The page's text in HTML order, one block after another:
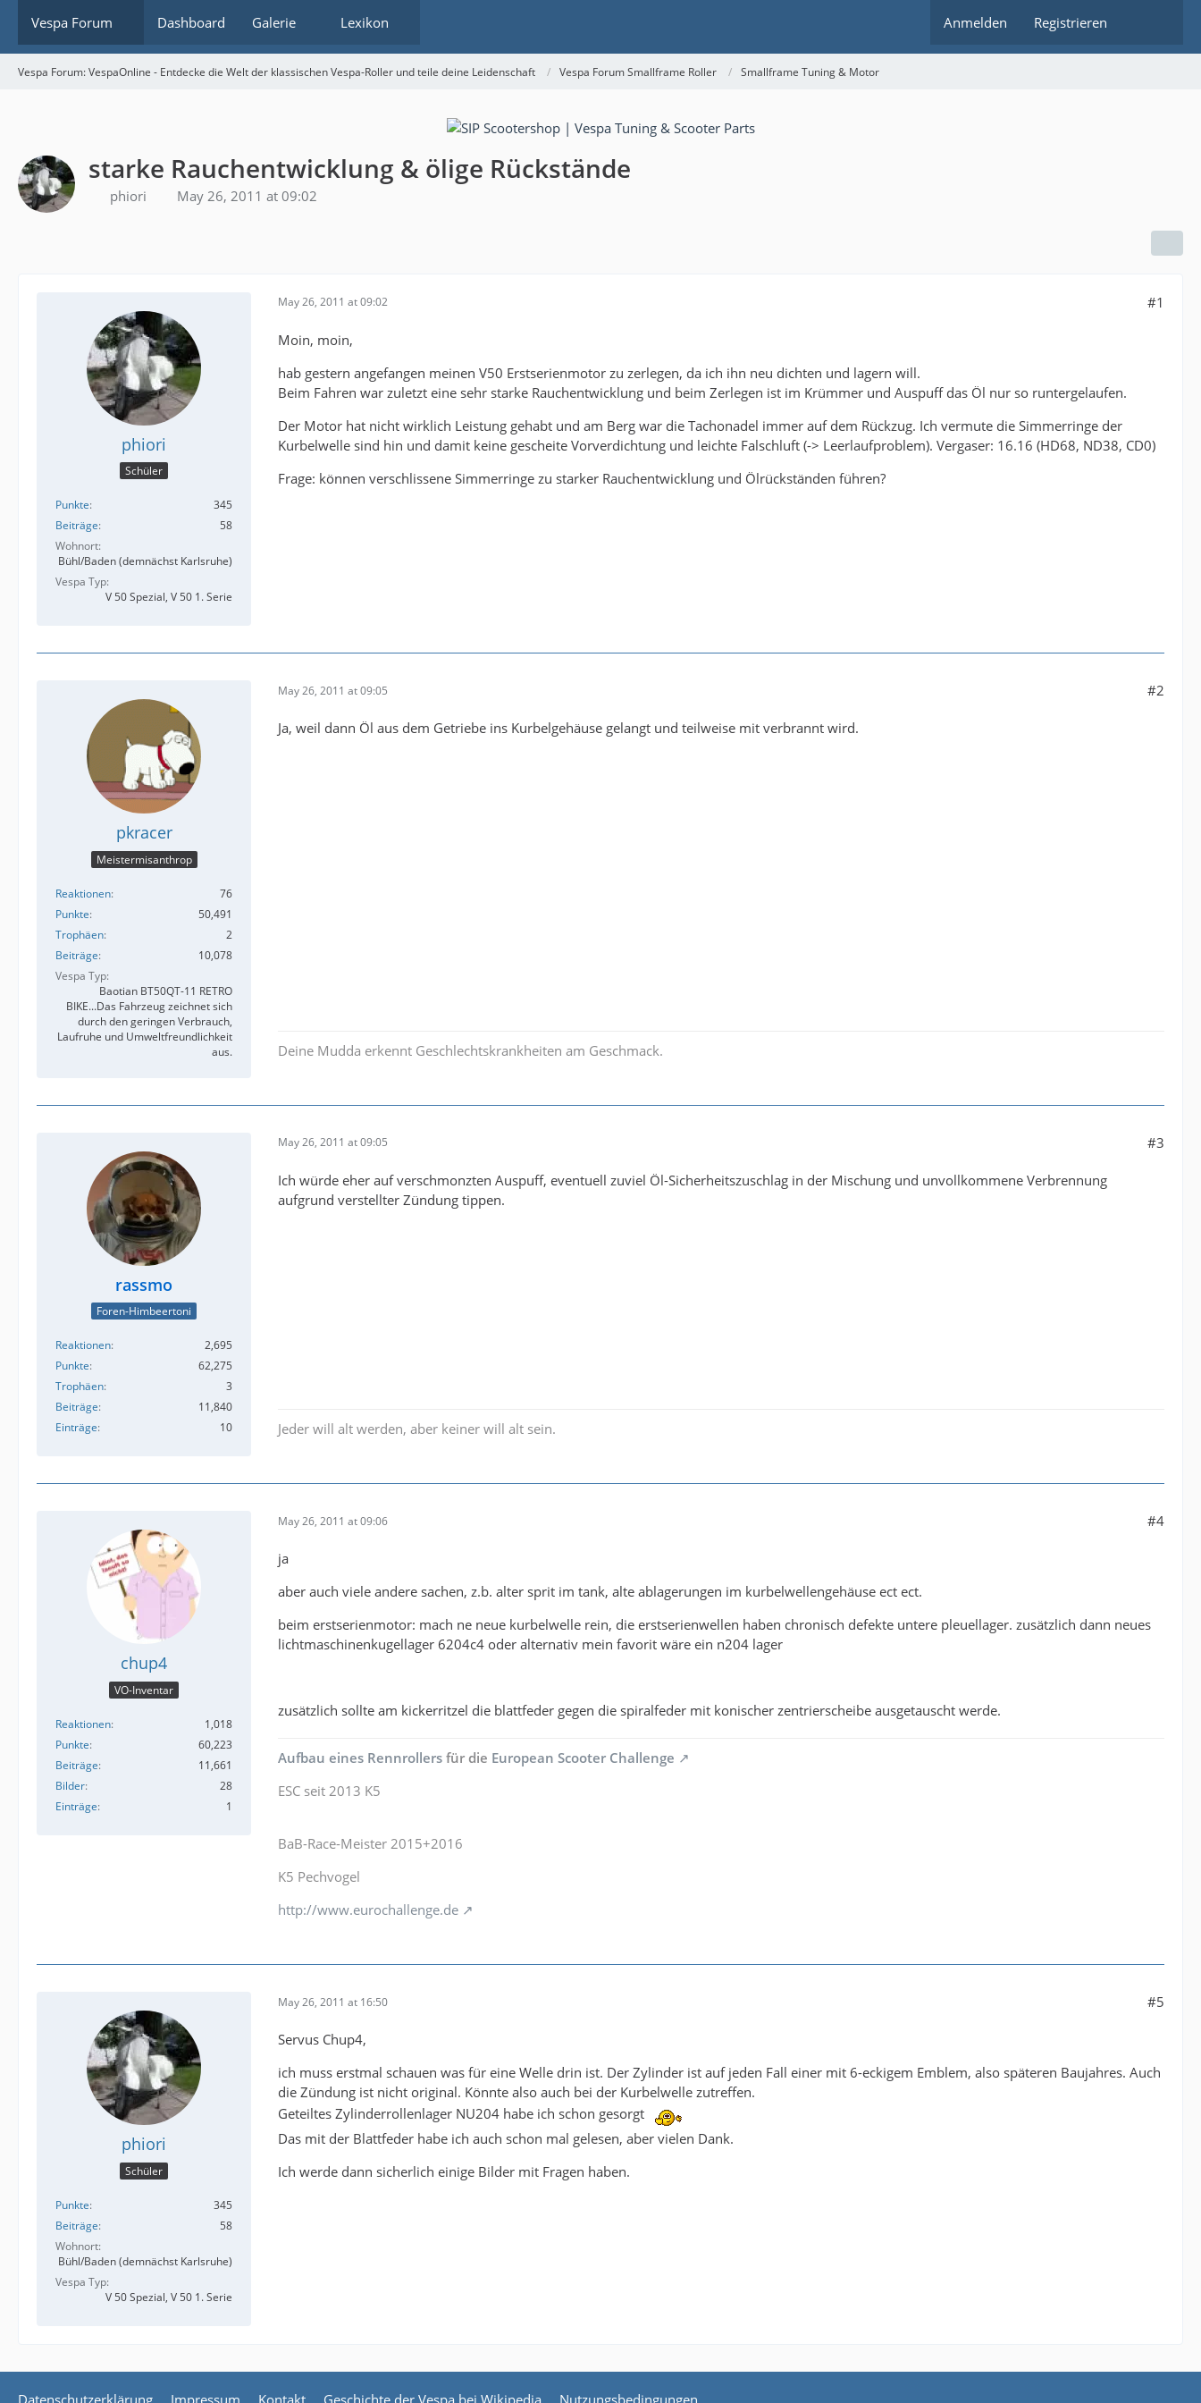
Vespa Forum Dashboard Galerie Lexikon Anmelden Registrieren
Vespa Forum: VespaOnline - Entdecke die Welt der klassischen Vespa-Roller und teile deine Leidenschaft Vespa Forum Smallframe Roller Smallframe Tuning & Motor
starke Rauchentwicklung & ölige Rückstände
phiori May 26, 2011 at 09:02
phiori
Schüler
Punkte
345
Beiträge
58
Wohnort
Bühl/Baden (demnächst Karlsruhe)
Vespa Typ
V 50 Spezial, V 50 1. Serie
May 26, 2011 at 09:02 #1
Moin, moin,
hab gestern angefangen meinen V50 Erstserienmotor zu zerlegen, da ich ihn neu dichten und lagern will.
Beim Fahren war zuletzt eine sehr starke Rauchentwicklung und beim Zerlegen ist im Krümmer und Auspuff das Öl nur so runtergelaufen.
Der Motor hat nicht wirklich Leistung gehabt und am Berg war die Tachonadel immer auf dem Rückzug. Ich vermute die Simmerringe der
Kurbelwelle sind hin und damit keine gescheite Vorverdichtung und leichte Falschluft (-> Leerlaufproblem). Vergaser: 16.16 (HD68, ND38, CD0)
Frage: können verschlissene Simmerringe zu starker Rauchentwicklung und Ölrückständen führen?
pkracer
Meistermisanthrop
Reaktionen
76
Punkte
50,491
Trophäen
2
Beiträge
10,078
Vespa Typ
Baotian BT50QT-11 RETRO
BIKE...Das Fahrzeug zeichnet sich
durch den geringen Verbrauch,
Laufruhe und Umweltfreundlichkeit
aus.
May 26, 2011 at 09:05 #2
Ja, weil dann Öl aus dem Getriebe ins Kurbelgehäuse gelangt und teilweise mit verbrannt wird.
Deine Mudda erkennt Geschlechtskrankheiten am Geschmack.
rassmo
Foren-Himbeertoni
Reaktionen
2,695
Punkte
62,275
Trophäen
3
Beiträge
11,840
Einträge
10
May 26, 2011 at 09:05 #3
Ich würde eher auf verschmonzten Auspuff, eventuell zuviel Öl-Sicherheitszuschlag in der Mischung und unvollkommene Verbrennung
aufgrund verstellter Zündung tippen.
Jeder will alt werden, aber keiner will alt sein.
chup4
VO-Inventar
Reaktionen
1,018
Punkte
60,223
Beiträge
11,661
Bilder
28
Einträge
1
May 26, 2011 at 09:06 #4
ja
aber auch viele andere sachen, z.b. alter sprit im tank, alte ablagerungen im kurbelwellengehäuse ect ect.
beim erstserienmotor: mach ne neue kurbelwelle rein, die erstserienwellen haben chronisch defekte untere pleuellager. zusätzlich dann neues
lichtmaschinenkugellager 6204c4 oder alternativ mein favorit wäre ein n204 lager
zusätzlich sollte am kickerritzel die blattfeder gegen die spiralfeder mit konischer zentrierscheibe ausgetauscht werde.
Aufbau eines Rennrollers für die European Scooter Challenge
ESC seit 2013 K5
BaB-Race-Meister 2015+2016
K5 Pechvogel
http://www.eurochallenge.de
phiori
Schüler
Punkte
345
Beiträge
58
Wohnort
Bühl/Baden (demnächst Karlsruhe)
Vespa Typ
V 50 Spezial, V 50 1. Serie
May 26, 2011 at 16:50 #5
Servus Chup4,
ich muss erstmal schauen was für eine Welle drin ist. Der Zylinder ist auf jeden Fall einer mit 6-eckigem Emblem, also späteren Baujahres. Auch
die Zündung ist nicht original. Könnte also auch bei der Kurbelwelle zutreffen.
Geteiltes Zylinderrollenlager NU204 habe ich schon gesorgt
Das mit der Blattfeder habe ich auch schon mal gelesen, aber vielen Dank.
Ich werde dann sicherlich einige Bilder mit Fragen haben.
Datenschutzerklärung Impressum Kontakt Geschichte der Vespa bei Wikipedia Nutzungsbedingungen